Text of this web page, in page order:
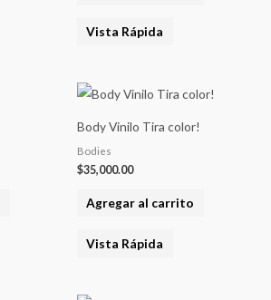
Vista Rápida
Body Vinilo Tira color!
Bodies
$35,000.00
Agregar al carrito
Vista Rápida